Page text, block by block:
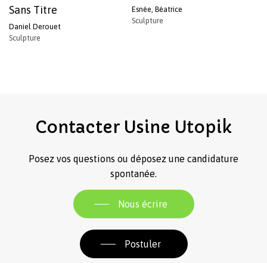
Sans Titre
Daniel Derouet
Sculpture
Esnée, Béatrice
Sculpture
Contacter Usine Utopik
Posez vos questions ou déposez une candidature
spontanée.
Nous écrire
Postuler